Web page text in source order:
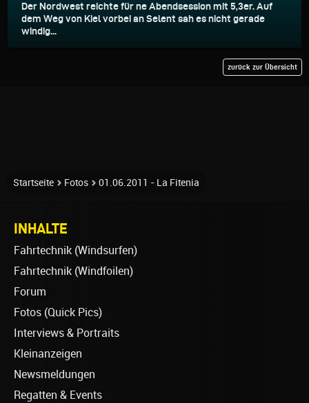
Der Nordwest reichte für ne Abendsession mit 5,3er. Auf
dem Weg von Kiel vorbei an Selent sah es nicht gerade
windig...
zurück zur Übersicht
Startseite Fotos 01.06.2011 - La Fitenia
INHALTE
Fahrtechnik (Windsurfen)
Fahrtechnik (Windfoilen)
Forum
Fotos (Quick Pics)
Interviews & Portraits
Kleinanzeigen
Newsmeldungen
Regatten & Events